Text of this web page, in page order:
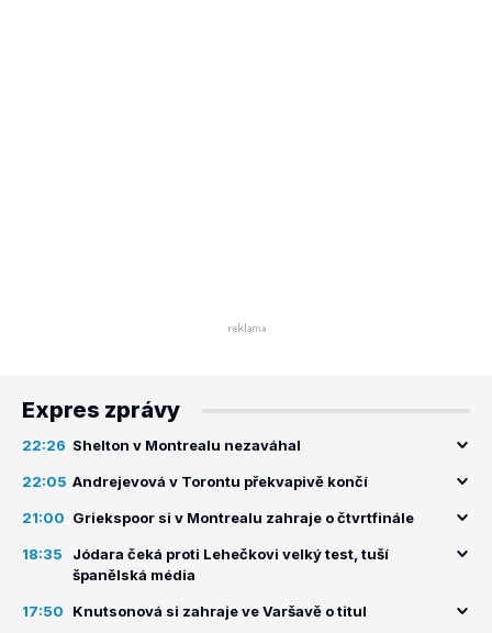
Expres zprávy
22:26 Shelton v Montrealu nezaváhal
22:05 Andrejevová v Torontu překvapivě končí
21:00 Griekspoor si v Montrealu zahraje o čtvrtfinále
18:35
Jódara čeká proti Lehečkovi velký test, tuší
španělská média
17:50 Knutsonová si zahraje ve Varšavě o titul